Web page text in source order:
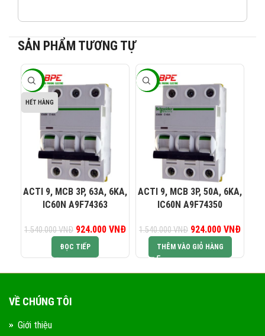
SẢN PHẨM TƯƠNG TỰ
-40%
HẾT HÀNG
ACTI 9, MCB 3P, 63A, 6KA,
IC60N A9F74363
1.540.000VNĐ
Giá gốc là:
1.540.000 VNĐ.
924.000 VNĐ Giá hiện tại là:
924.000 VNĐ.
ĐỌC TIẾP
-40%
ACTI 9, MCB 3P, 50A, 6KA,
IC60N A9F74350
1.540.000VNĐ
Giá gốc là:
1.540.000 VNĐ.
924.000 VNĐ
THÊM VÀO GIỎ HÀNG
VỀ CHÚNG TÔI
Giới thiệu
KINH DOANH 1:
KINH DOANH 2: 0965 101 613
KINH DOANH 4: 0823 944 186